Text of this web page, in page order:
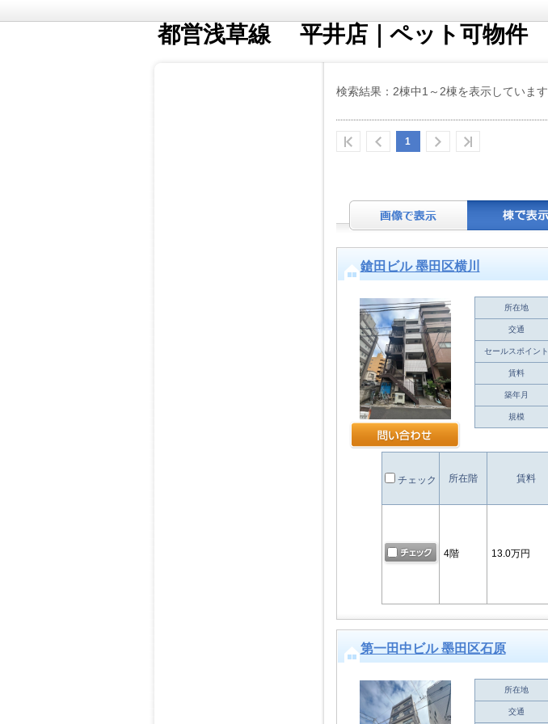
都営浅草線 平井店｜ペット可物件
検索結果：2棟中1～2棟を表示しています
1
鎗田ビル 墨田区横川
所在地
交通
セールスポイント
賃料
築年月
規模
チェック 所在階 賃料
4階 13.0万円
第一田中ビル 墨田区石原
所在地
交通